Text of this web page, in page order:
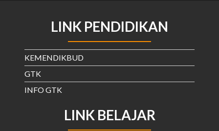
LINK PENDIDIKAN
KEMENDIKBUD
GTK
INFO GTK
LINK BELAJAR